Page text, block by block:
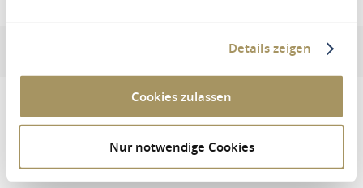
Details zeigen
Cookies zulassen
Nur notwendige Cookies
Uitrusting en kenmerken
Um diesen Inhalt zu sehen müssen Sie den
Drittanbieter Cookies zustimmen.